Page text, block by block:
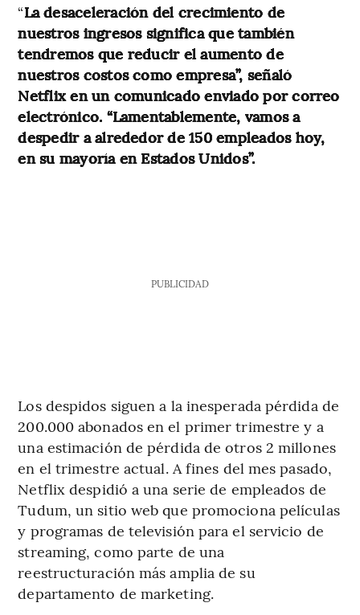
“La desaceleración del crecimiento de
nuestros ingresos significa que también
tendremos que reducir el aumento de
nuestros costos como empresa”, señaló
Netflix en un comunicado enviado por correo
electrónico. “Lamentablemente, vamos a
despedir a alrededor de 150 empleados hoy,
en su mayoría en Estados Unidos”.
PUBLICIDAD
Los despidos siguen a la inesperada pérdida de
200.000 abonados en el primer trimestre y a
una estimación de pérdida de otros 2 millones
en el trimestre actual. A fines del mes pasado,
Netflix despidió a una serie de empleados de
Tudum, un sitio web que promociona películas
y programas de televisión para el servicio de
streaming, como parte de una
reestructuración más amplia de su
departamento de marketing.